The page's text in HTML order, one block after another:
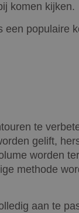
komen kijken.
populaire
te
gelift,
worden
methode
aan te